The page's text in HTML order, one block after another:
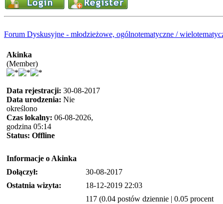
Forum Dyskusyjne - młodzieżowe, ogólnotematyczne /
Akinka
(Member)
Data rejestracji: 30-08-2017
Data urodzenia: Nie
określono
Czas lokalny: 06-08-2026,
godzina 05:14
Status: Offline
Informacje o Akinka
Dołączył:
30-08-2017
Ostatnia wizyta:
18-12-2019 22:03
117 (0.04 postów dziennie | 0.05 procent